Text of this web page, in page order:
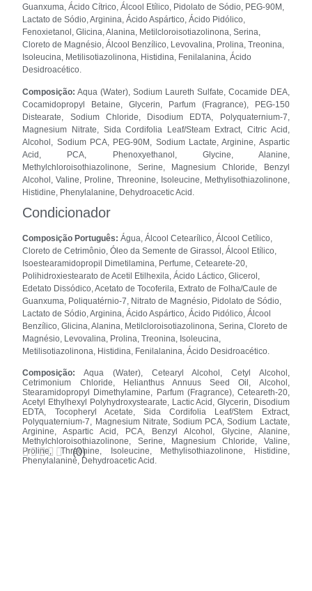
Guanxuma, Ácido Cítrico, Álcool Etílico, Pidolato de Sódio, PEG-90M,
Lactato de Sódio, Arginina, Ácido Aspártico, Ácido Pidólico,
Fenoxietanol, Glicina, Alanina, Metilcloroisotiazolinona, Serina,
Cloreto de Magnésio, Álcool Benzílico, Levovalina, Prolina, Treonina,
Isoleucina, Metilisotiazolinona, Histidina, Fenilalanina, Ácido
Desidroacético.
Composição: Aqua (Water), Sodium Laureth Sulfate, Cocamide DEA,
Cocamidopropyl Betaine, Glycerin, Parfum (Fragrance), PEG-150
Distearate, Sodium Chloride, Disodium EDTA, Polyquaternium-7,
Magnesium Nitrate, Sida Cordifolia Leaf/Steam Extract, Citric Acid,
Alcohol, Sodium PCA, PEG-90M, Sodium Lactate, Arginine, Aspartic
Acid, PCA, Phenoxyethanol, Glycine, Alanine,
Methylchloroisothiazolinone, Serine, Magnesium Chloride, Benzyl
Alcohol, Valine, Proline, Threonine, Isoleucine, Methylisothiazolinone,
Histidine, Phenylalanine, Dehydroacetic Acid.
Condicionador
Composição Português: Água, Álcool Cetearílico, Álcool Cetílico,
Cloreto de Cetrimônio, Óleo da Semente de Girassol, Álcool Etílico,
Isoestearamidopropil Dimetilamina, Perfume, Cetearete-20,
Polihidroxiestearato de Acetil Etilhexila, Ácido Láctico, Glicerol,
Edetato Dissódico, Acetato de Tocoferila, Extrato de Folha/Caule de
Guanxuma, Poliquatérnio-7, Nitrato de Magnésio, Pidolato de Sódio,
Lactato de Sódio, Arginina, Ácido Aspártico, Ácido Pidólico, Álcool
Benzílico, Glicina, Alanina, Metilcloroisotiazolinona, Serina, Cloreto de
Magnésio, Levovalina, Prolina, Treonina, Isoleucina,
Metilisotiazolinona, Histidina, Fenilalanina, Ácido Desidroacético.
Composição: Aqua (Water), Cetearyl Alcohol, Cetyl Alcohol,
Cetrimonium Chloride, Helianthus Annuus Seed Oil, Alcohol,
Stearamidopropyl Dimethylamine, Parfum (Fragrance), Ceteareth-20,
Acetyl Ethylhexyl Polyhydroxystearate, Lactic Acid, Glycerin, Disodium
EDTA, Tocopheryl Acetate, Sida Cordifolia Leaf/Stem Extract,
Polyquaternium-7, Magnesium Nitrate, Sodium PCA, Sodium Lactate,
Arginine, Aspartic Acid, PCA, Benzyl Alcohol, Glycine, Alanine,
Methylchloroisothiazolinone, Serine, Magnesium Chloride, Valine,
Proline, Threonine, Isoleucine, Methylisothiazolinone, Histidine,
Phenylalanine, Dehydroacetic Acid.
(0)